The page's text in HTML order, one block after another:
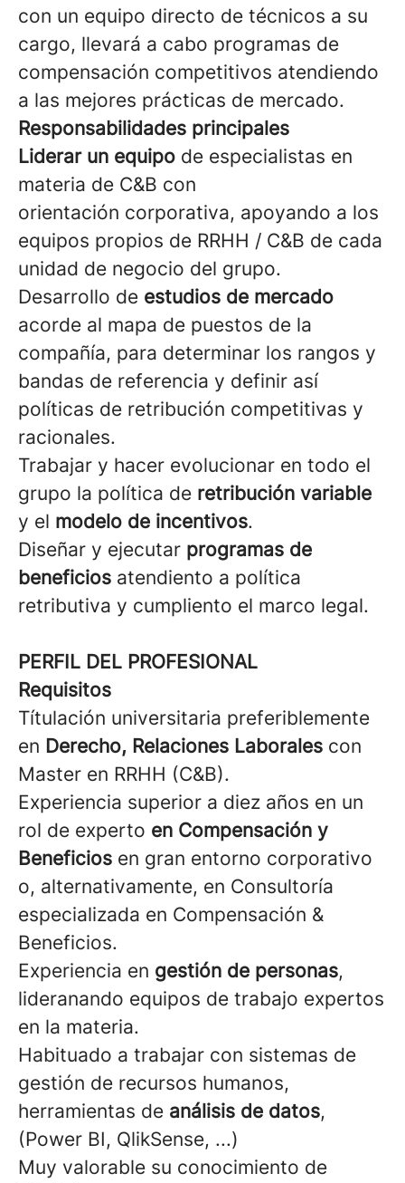
con un equipo directo de técnicos a su
cargo, llevará a cabo programas de
compensación competitivos atendiendo
a las mejores prácticas de mercado.
Responsabilidades principales
Liderar un equipo de especialistas en
materia de C&B con
orientación corporativa, apoyando a los
equipos propios de RRHH / C&B de cada
unidad de negocio del grupo.
Desarrollo de estudios de mercado
acorde al mapa de puestos de la
compañía, para determinar los rangos y
bandas de referencia y definir así
políticas de retribución competitivas y
racionales.
Trabajar y hacer evolucionar en todo el
grupo la política de retribución variable
y el modelo de incentivos.
Diseñar y ejecutar programas de
beneficios atendiento a política
retributiva y cumpliento el marco legal.
PERFIL DEL PROFESIONAL
Requisitos
Títulación universitaria preferiblemente
en Derecho, Relaciones Laborales con
Master en RRHH (C&B).
Experiencia superior a diez años en un
rol de experto en Compensación y
Beneficios en gran entorno corporativo
o, alternativamente, en Consultoría
especializada en Compensación &
Beneficios.
Experiencia en gestión de personas,
lideranando equipos de trabajo expertos
en la materia.
Habituado a trabajar con sistemas de
gestión de recursos humanos,
herramientas de análisis de datos,
(Power BI, QlikSense, ...)
Muy valorable su conocimiento de